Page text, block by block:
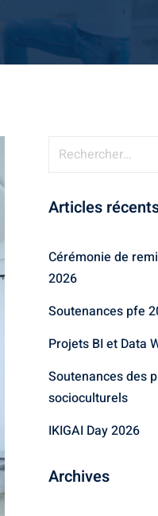
Articles
Cérémonie de
2026
Soutenances pfe
Projets BI et Data
Soutenances des
socioculturels
IKIGAI Day 2026
Archives